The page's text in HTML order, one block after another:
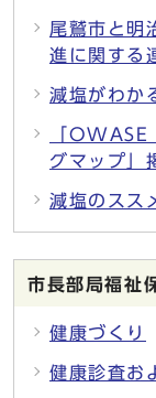
尾鷲市と明
進に関する
減塩がわか
「OWASE
グマップ」
減塩のスス
市長部局福祉
健康づくり
健康診査お